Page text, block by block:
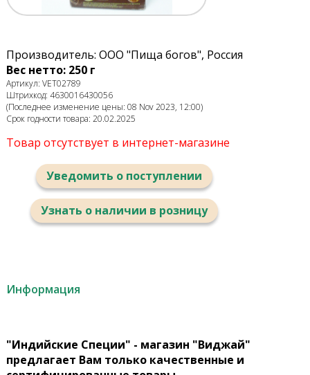
Производитель: ООО "Пища богов", Россия
Вес нетто: 250 г
Артикул: VET02789
Штрихкод: 4630016430056
(Последнее изменение цены: 08 Nov 2023, 12:00)
Срок годности товара: 20.02.2025
Товар отсутствует в интернет-магазине
Уведомить о поступлении
Узнать о наличии в розницу
Информация
"Индийские Специи" - магазин "Виджай"
предлагает Вам только качественные и